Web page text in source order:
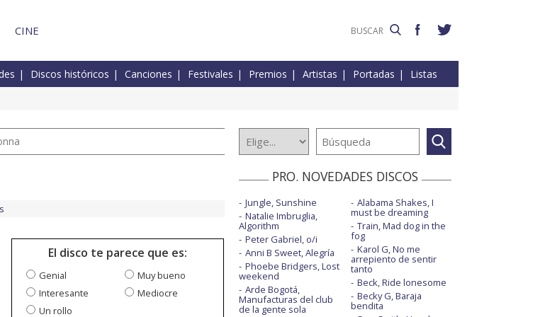
CINE
Discos históricos Canciones Festivales Premios Artistas Portadas Listas
El disco te parece que es:
Genial
Muy bueno
Interesante
Mediocre
Un rollo
PRO. NOVEDADES DISCOS
Jungle, Sunshine
Natalie Imbruglia,
Algorithm
Peter Gabriel, o/i
Anni B Sweet, Alegría
Phoebe Bridgers, Lost
weekend
Arde Bogotá,
Manufacturas del club
de la gente sola
Alabama Shakes, I
must be dreaming
Train, Mad dog in the
fog
Karol G, No me
arrepiento de sentir
tanto
Beck, Ride lonesome
Becky G, Baraja
bendita